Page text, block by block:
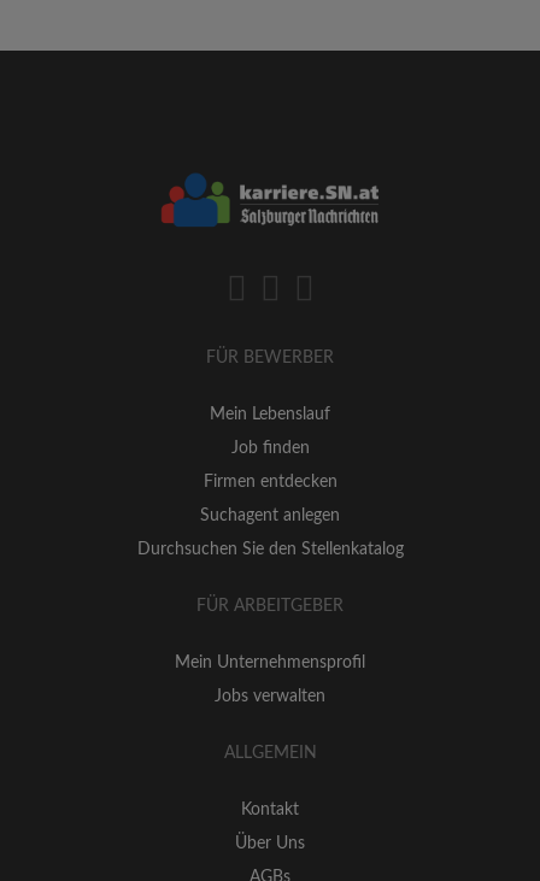
FÜR BEWERBER
Mein Lebenslauf
Job finden
Firmen entdecken
Suchagent anlegen
Durchsuchen Sie den Stellenkatalog
FÜR ARBEITGEBER
Mein Unternehmensprofil
Jobs verwalten
ALLGEMEIN
Kontakt
Über Uns
AGBs